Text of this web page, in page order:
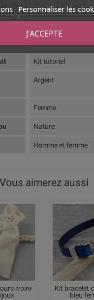
Rose pastel
Cuir imprimé
Kit tutoriel
Argent
Femme
Nature
Homme et femme
Vous aimerez aussi
ivoire
Kit bracelet
bleu
Personnaliser les
J'ACCEPTE